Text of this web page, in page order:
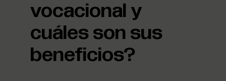
vocacional y
cuáles son sus
beneficios?